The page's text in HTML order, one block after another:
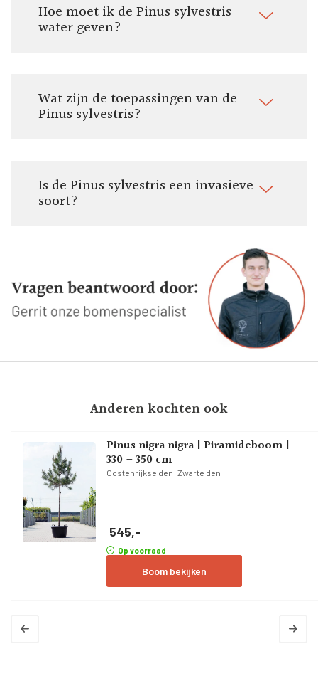
Hoe moet ik de Pinus sylvestris
water geven?
Wat zijn de toepassingen van de
Pinus sylvestris?
Is de Pinus sylvestris een invasieve
soort?
Anderen kochten ook
Pinus nigra nigra | Piramideboom |
330 – 350 cm
Oostenrijkse den | Zwarte den
545,-
Op voorraad
Boom bekijken